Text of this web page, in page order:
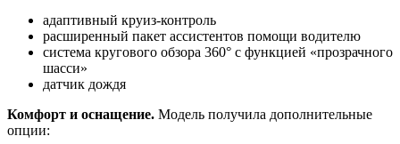
адаптивный круиз-контроль
расширенный пакет ассистентов помощи водителю
система кругового обзора 360° с функцией «прозрачного
шасси»
датчик дождя
Комфорт и оснащение. Модель получила дополнительные
опции: